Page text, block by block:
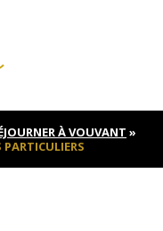
À VOUVANT »
PARTICULIERS